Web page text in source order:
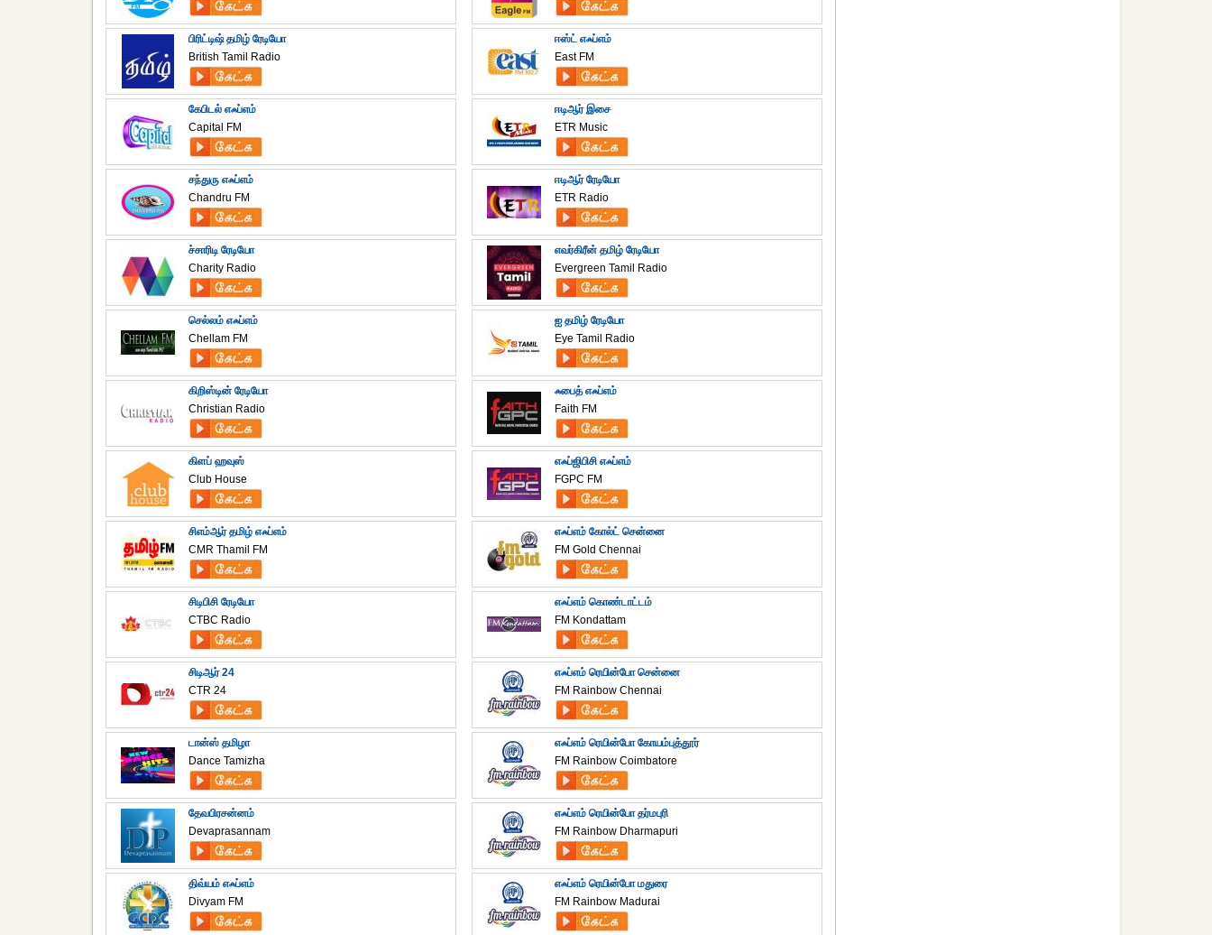
பிரிட்டிஷ் தமிழ் ரேடியோ
British Tamil Radio
கேபிடல் எஃப்எம்
Capital FM
சந்துரு எஃப்எம்
Chandru FM
ச்சாரிடி ரேடியோ
Charity Radio
செல்லம் எஃப்எம்
Chellam FM
கிறிஸ்டின் ரேடியோ
Christian Radio
கிளப் ஹவுஸ்
Club House
சிஎம்ஆர் தமிழ் எஃப்எம்
CMR Thamil FM
சிடிபிசி ரேடியோ
CTBC Radio
சிடிஆர் 24
CTR 24
டான்ஸ் தமிழா
Dance Tamizha
தேவபிரசன்னம்
Devaprasannam
திவ்யம் எஃப்எம்
Divyam FM
ஈஸ்ட் எஃப்எம்
East FM
ஈடிஆர் இசை
ETR Music
ஈடிஆர் ரேடியோ
ETR Radio
எவர்கிரீன் தமிழ் ரேடியோ
Evergreen Tamil Radio
ஐ தமிழ் ரேடியோ
Eye Tamil Radio
ஃபைத் எஃப்எம்
Faith FM
எஃப்ஜிபிசி எஃப்எம்
FGPC FM
எஃப்எம் கோல்ட் சென்னை
FM Gold Chennai
எஃப்எம் கொண்டாட்டம்
FM Kondattam
எஃப்எம் ரெயின்போ சென்னை
FM Rainbow Chennai
எஃப்எம் ரெயின்போ கோயம்புத்தூர்
FM Rainbow Coimbatore
எஃப்எம் ரெயின்போ தர்மபுரி
FM Rainbow Dharmapuri
எஃப்எம் ரெயின்போ மதுரை
FM Rainbow Madurai